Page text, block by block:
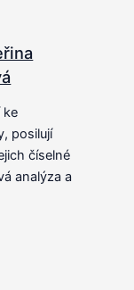
ke
posilují
číselné
analýza a